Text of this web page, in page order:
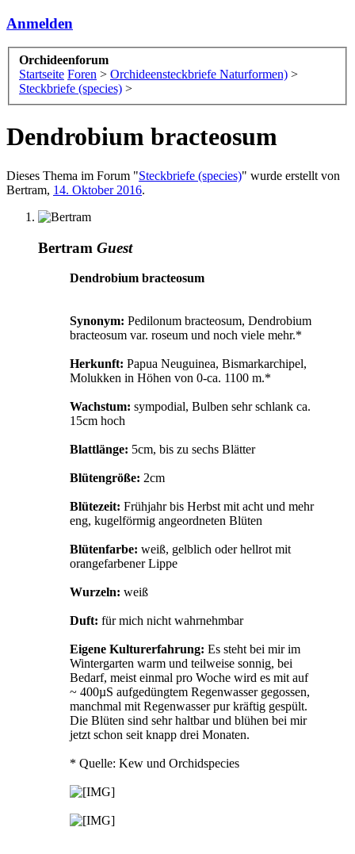
Anmelden
Orchideenforum
Startseite Foren > Orchideensteckbriefe Naturformen) >
Steckbriefe (species) >
Dendrobium bracteosum
Dieses Thema im Forum "Steckbriefe (species)" wurde erstellt von
Bertram, 14. Oktober 2016.
Bertram Guest
Dendrobium bracteosum
Synonym: Pedilonum bracteosum, Dendrobium
bracteosum var. roseum und noch viele mehr.*
Herkunft: Papua Neuguinea, Bismarkarchipel,
Molukken in Höhen von 0-ca. 1100 m.*
Wachstum: sympodial, Bulben sehr schlank ca.
15cm hoch
Blattlänge: 5cm, bis zu sechs Blätter
Blütengröße: 2cm
Blütezeit: Frühjahr bis Herbst mit acht und mehr
eng, kugelförmig angeordneten Blüten
Blütenfarbe: weiß, gelblich oder hellrot mit
orangefarbener Lippe
Wurzeln: weiß
Duft: für mich nicht wahrnehmbar
Eigene Kulturerfahrung: Es steht bei mir im
Wintergarten warm und teilweise sonnig, bei
Bedarf, meist einmal pro Woche wird es mit auf
~ 400µS aufgedüngtem Regenwasser gegossen,
manchmal mit Regenwasser pur kräftig gespült.
Die Blüten sind sehr haltbar und blühen bei mir
jetzt schon seit knapp drei Monaten.
* Quelle: Kew und Orchidspecies